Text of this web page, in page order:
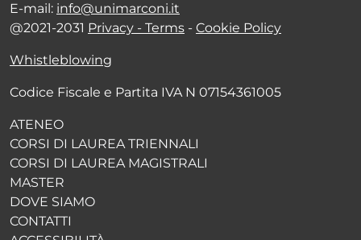
E-mail: info@unimarconi.it
@2021-2031 Privacy - Terms - Cookie Policy
Whistleblowing
Codice Fiscale e Partita IVA N 07154361005
ATENEO
CORSI DI LAUREA TRIENNALI
CORSI DI LAUREA MAGISTRALI
MASTER
DOVE SIAMO
CONTATTI